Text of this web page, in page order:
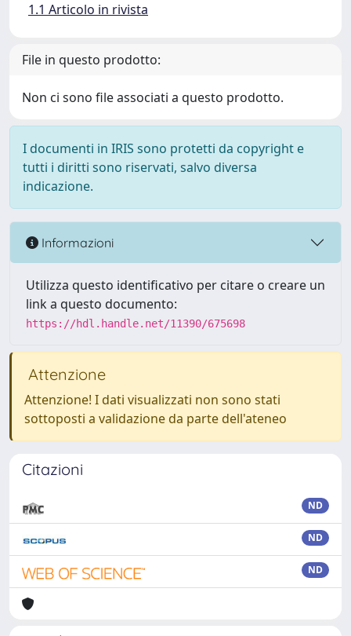
1.1 Articolo in rivista
File in questo prodotto:
Non ci sono file associati a questo prodotto.
I documenti in IRIS sono protetti da copyright e
tutti i diritti sono riservati, salvo diversa
indicazione.
Informazioni
Utilizza questo identificativo per citare o creare un
link a questo documento:
https://hdl.handle.net/11390/675698
Attenzione
Attenzione! I dati visualizzati non sono stati
sottoposti a validazione da parte dell'ateneo
Citazioni
ND
ND
ND